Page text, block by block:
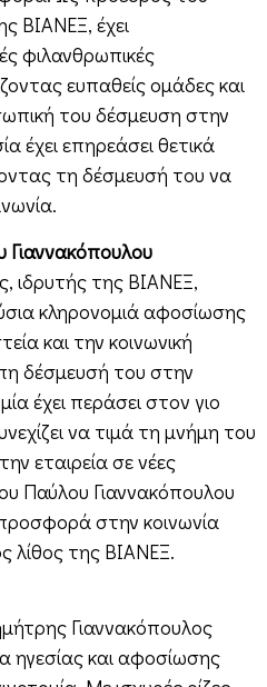
ΒΙΑΝΕΞ, έχει
φιλανθρωπικές
ευπαθείς ομάδες και
του δέσμευση στην
έχει επηρεάσει θετικά
τη δέσμευσή του να
Γιαννακόπουλου
ιδρυτής της ΒΙΑΝΕΞ,
κληρονομιά αφοσίωσης
και την κοινωνική
δέσμευσή του στην
έχει περάσει στον γιο
να τιμά τη μνήμη του
εταιρεία σε νέες
Παύλου Γιαννακόπουλου
στην κοινωνία
λίθος της ΒΙΑΝΕΞ.
Γιαννακόπουλος
ηγεσίας και αφοσίωσης